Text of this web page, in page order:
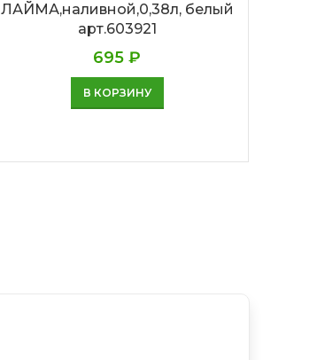
ЛАЙМА,наливной,0,38л, белый
арт.603921
695₽
В КОРЗИНУ